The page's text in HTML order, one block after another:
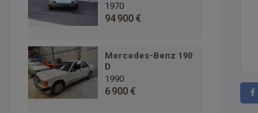
1970
94 900 €
Mercedes-Benz 190
D
1990
6 900 €